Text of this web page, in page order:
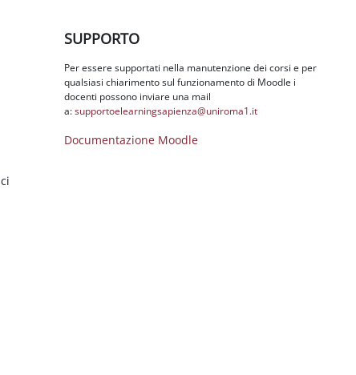
SUPPORTO
Per essere supportati nella manutenzione dei corsi e per
qualsiasi chiarimento sul funzionamento di Moodle i
docenti possono inviare una mail
a:supportoelearningsapienza@uniroma1.it
Documentazione Moodle